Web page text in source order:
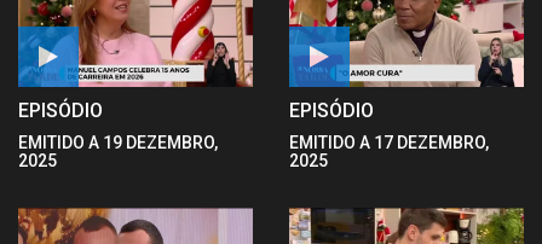
EPISÓDIO
EMITIDO A 19 DEZEMBRO,
2025
EPISÓDIO
EMITIDO A 17 DEZEMBRO,
2025